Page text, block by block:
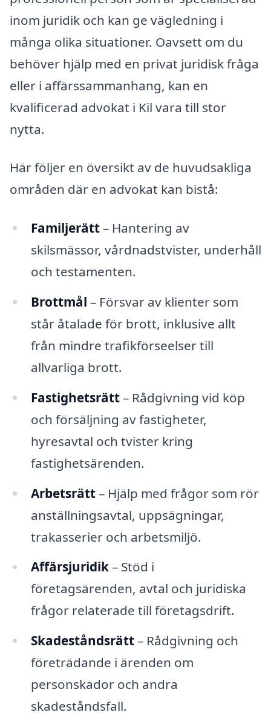
inom juridik och kan ge vägledning i
många olika situationer. Oavsett om du
behöver hjälp med en privat juridisk fråga
eller i affärssammanhang, kan en
kvalificerad advokat i Kil vara till stor
nytta.
Här följer en översikt av de huvudsakliga
områden där en advokat kan bistå:
Familjerätt– Hantering av
skilsmässor, vårdnadstvister, underhåll
och testamenten.
Brottmål – Försvar av klienter som
står åtalade för brott, inklusive allt
från mindre trafikförseelser till
allvarliga brott.
Fastighetsrätt– Rådgivning vid köp
och försäljning av fastigheter,
hyresavtal och tvister kring
fastighetsärenden.
Arbetsrätt– Hjälp med frågor som rör
anställningsavtal, uppsägningar,
trakasserier och arbetsmiljö.
Affärsjuridik– Stöd i
företagsärenden, avtal och juridiska
frågor relaterade till företagsdrift.
Skadeståndsrätt– Rådgivning och
företrädande i ärenden om
personskador och andra
skadeståndsfall.